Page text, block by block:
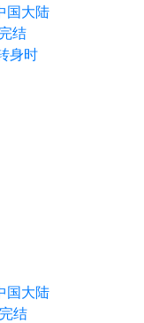
国大陆
结
身时
国大陆
结